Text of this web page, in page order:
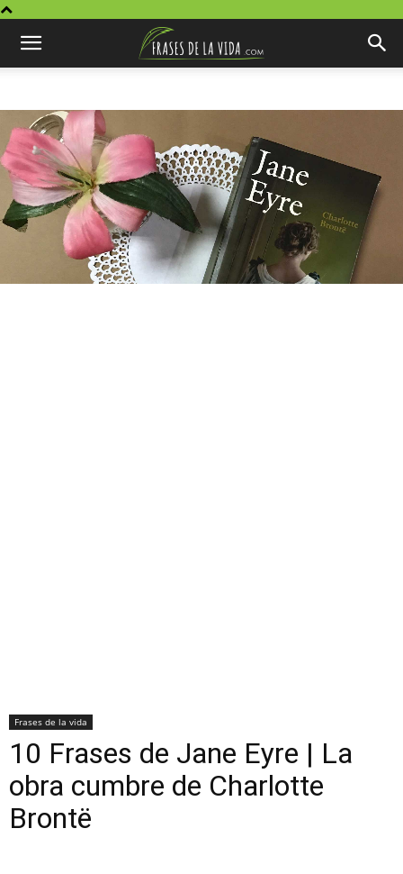
Frases de la vida
10 Frases de Jane Eyre | La
obra cumbre de Charlotte
Brontë